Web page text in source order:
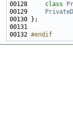
00128 class
00129
00132 #endif